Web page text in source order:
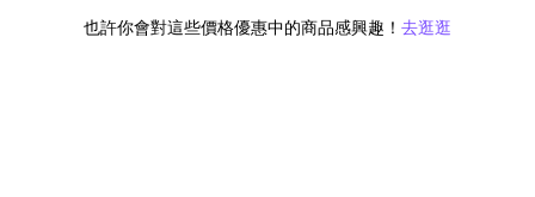
也許你會對這些價格優惠中的商品感興趣！ 去逛逛